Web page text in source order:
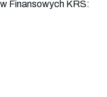
Finansowych KRS: